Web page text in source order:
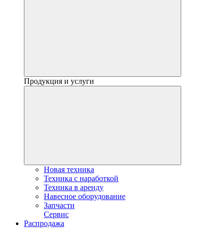
Продукция и услуги
Новая техника
Техника с наработкой
Техника в аренду
Навесное оборудование
Запчасти
Сервис
Распродажа